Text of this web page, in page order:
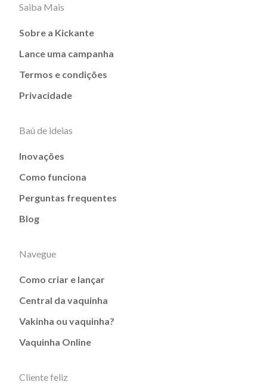
Saiba Mais
Sobre a Kickante
Lance uma campanha
Termos e condições
Privacidade
Baú de ideias
Inovações
Como funciona
Perguntas frequentes
Blog
Navegue
Como criar e lançar
Central da vaquinha
Vakinha ou vaquinha?
Vaquinha Online
Cliente feliz